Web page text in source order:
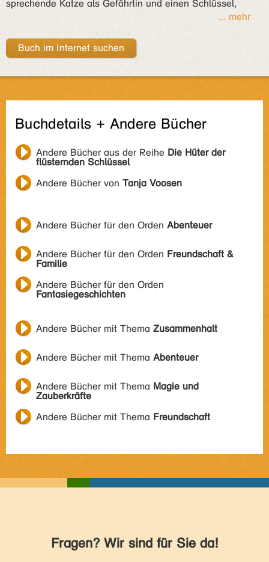
sprechende Katze als Gefährtin und einen Schlüssel,
... mehr
Buch im Internet suchen
Buchdetails + Andere Bücher
Andere Bücher aus der Reihe Die Hüter der
flüsternden Schlüssel
Andere Bücher von Tanja Voosen
Andere Bücher für den Orden Abenteuer
Andere Bücher für den Orden Freundschaft &
Familie
Andere Bücher für den Orden
Fantasiegeschichten
Andere Bücher mit Thema Zusammenhalt
Andere Bücher mit Thema Abenteuer
Andere Bücher mit Thema Magie und
Zauberkräfte
Andere Bücher mit Thema Freundschaft